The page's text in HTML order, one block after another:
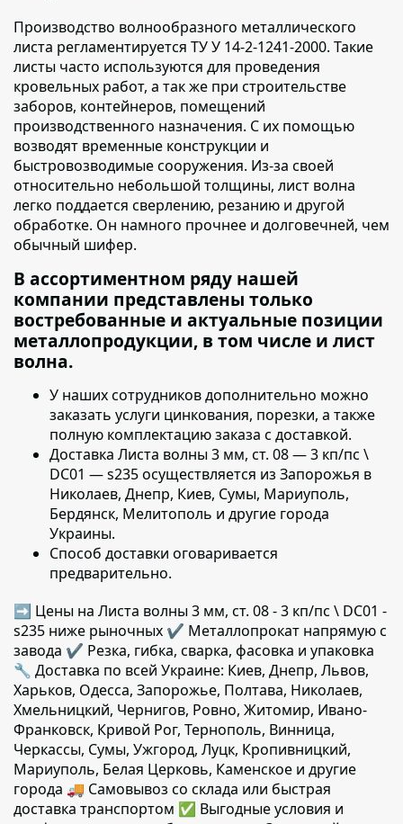
Производство волнообразного металлического
листа регламентируется ТУ У 14-2-1241-2000. Такие
листы часто используются для проведения
кровельных работ, а так же при строительстве
заборов, контейнеров, помещений
производственного назначения. С их помощью
возводят временные конструкции и
быстровозводимые сооружения. Из-за своей
относительно небольшой толщины, лист волна
легко поддается сверлению, резанию и другой
обработке. Он намного прочнее и долговечней, чем
обычный шифер.
В ассортиментном ряду нашей
компании представлены только
востребованные и актуальные позиции
металлопродукции, в том числе и лист
волна.
У наших сотрудников дополнительно можно
заказать услуги цинкования, порезки, а также
полную комплектацию заказа с доставкой.
Доставка Листа волны 3 мм, ст. 08 — 3 кп/пс \
DC01 — s235 осуществляется из Запорожья в
Николаев, Днепр, Киев, Сумы, Мариуполь,
Бердянск, Мелитополь и другие города
Украины.
Способ доставки оговаривается
предварительно.
➡ Цены на Листа волны 3 мм, ст. 08 - 3 кп/пс \ DC01 -
s235 ниже рыночных ✔️ Металлопрокат напрямую с
завода ✔️ Резка, гибка, сварка, фасовка и упаковка
🔧 Доставка по всей Украине: Киев, Днепр, Львов,
Харьков, Одесса, Запорожье, Полтава, Николаев,
Хмельницкий, Чернигов, Ровно, Житомир, Ивано-
Франковск, Кривой Рог, Тернополь, Винница,
Черкассы, Сумы, Ужгород, Луцк, Кропивницкий,
Мариуполь, Белая Церковь, Каменское и другие
города 🚚 Самовывоз со склада или быстрая
доставка транспортом ✅ Выгодные условия и